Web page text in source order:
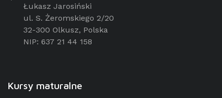
Łukasz Jarosiński
ul. S. Żeromskiego 2/20
32-300 Olkusz, Polska
NIP: 637 21 44 158
Kursy maturalne